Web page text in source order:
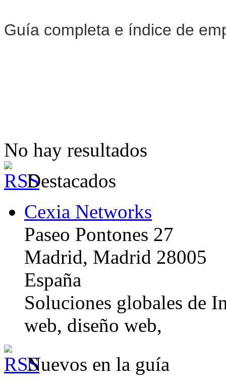
Guía completa e índice de
No hay resultados
Destacados
Cexia Networks
Paseo Pontones 27
Madrid, Madrid 28005
España
Soluciones globales de
web, diseño web,
Nuevos en la guía